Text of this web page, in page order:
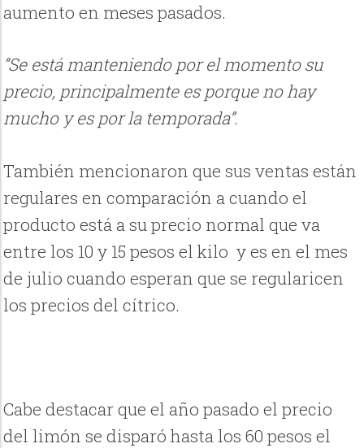
aumento en meses pasados.
“Se está manteniendo por el momento su
precio, principalmente es porque no hay
mucho y es por la temporada”.
También mencionaron que sus ventas están
regulares en comparación a cuando el
producto está a su precio normal que va
entre los 10 y 15 pesos el kilo y es en el mes
de julio cuando esperan que se regularicen
los precios del cítrico.
Cabe destacar que el año pasado el precio
del limón se disparó hasta los 60 pesos el